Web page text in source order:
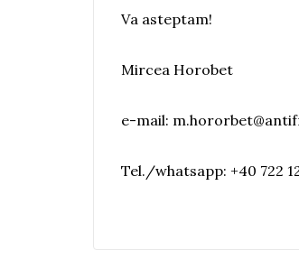
Va asteptam!
Mircea Horobet
e-mail:
Tel./whatsapp: +40 722